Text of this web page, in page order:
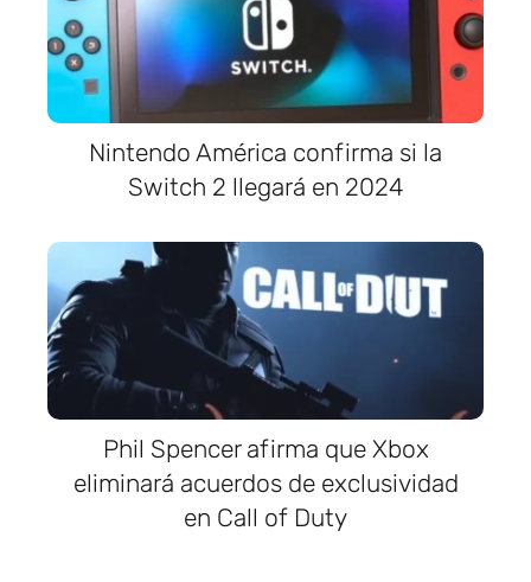
Nintendo América confirma si la
Switch 2 llegará en 2024
Phil Spencer afirma que Xbox
eliminará acuerdos de exclusividad
en Call of Duty